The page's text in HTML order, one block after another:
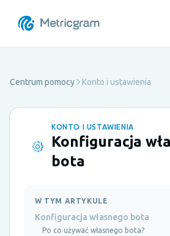
Centrum pomocy Konto i ustawienia
KONTO I USTAWIENIA
Konfiguracja
bota
W TYM ARTYKULE
Konfiguracja własnego bota
Po co używać własnego bota?